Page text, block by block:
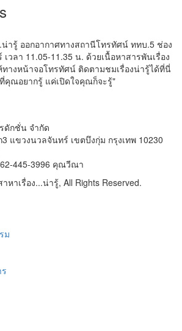
น่ารู้ ออกอากาศทางสถานีโทรทัศน์ ททบ.5 ช่อง
วลา 11.05-11.35 น. ด้วยเนื้อหาสารพันเรื่อง
างหน้าจอโทรทัศน์ ติดตามชมเรื่องน่ารู้ได้ที่นี่
ที่คุณอยากรู้ แค่เปิดใจคุณก็จะรู้"
ดักชั่น จำกัด
3 แขวงนวลจันทร์ เขตบึงกุ่ม กรุงเทพ 10230
445-3996 คุณวีณา
หาเรื่อง...น่ารู้, All Rights Reserved.
ม